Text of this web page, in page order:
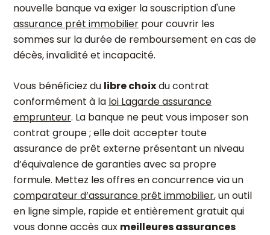
nouvelle banque va exiger la souscription d'une
assurance prêt immobilier pour couvrir les
sommes sur la durée de remboursement en cas de
décès, invalidité et incapacité.
Vous bénéficiez du libre choixdu contrat
conformément à la loi Lagarde assurance
emprunteur. La banque ne peut vous imposer son
contrat groupe ; elle doit accepter toute
assurance de prêt externe présentant un niveau
d’équivalence de garanties avec sa propre
formule. Mettez les offres en concurrence via un
comparateur d’assurance prêt immobilier, un outil
en ligne simple, rapide et entièrement gratuit qui
vous donne accès aux meilleures assurances